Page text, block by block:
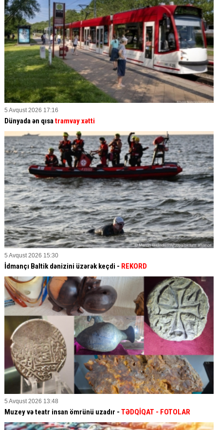
5 Avqust 2026 17:16
Dünyada ən qısatramvay xətti
5 Avqust 2026 15:30
İdmançı Baltik dənizini üzərək keçdi - REKORD
5 Avqust 2026 13:48
Muzey və teatr insan ömrünü uzadır - TƏDQİQAT - FOTOLAR